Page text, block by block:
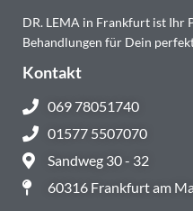
DR. LEMA in Frankfurt ist Ihr
Behandlungen für Dein
Kontakt
069 78051740
01577 5507070
Sandweg 30 - 32
60316 Frankfurt am